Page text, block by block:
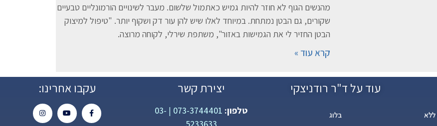
מהנשים הגוף לא חוזר להיות גמיש כאתמול שלשום. מעבר לשינויים הורמונליים טבעיים
שקורים, גם הבטן נמתחת. במיוחד לאלו שיש להן עור דק ושקוף יותר. "טיפול למיצוק
הבטן החזיר לי את הגמישות באזור", משתפת שירלי, לקוחה מרוצה.
קרא עוד »
עוד על ד"ר רודניצקי
בלוג
יצירת קשר
טלפון: 073-3744401
|
03-
5233633
עקבו אחרינו: